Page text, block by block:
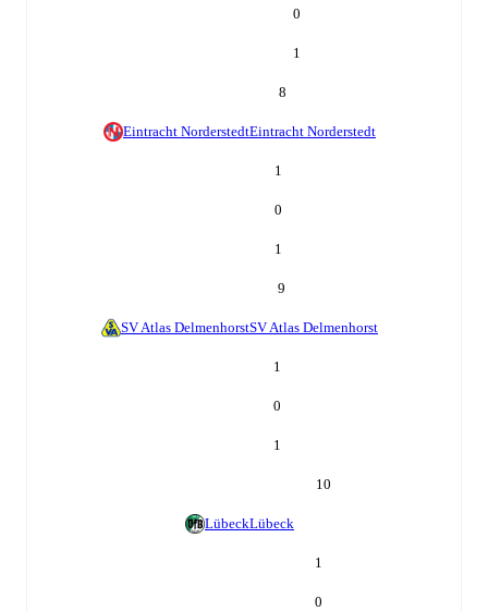
0
1
8
Eintracht NorderstedtEintracht Norderstedt
1
0
1
9
SV Atlas DelmenhorstSV Atlas Delmenhorst
1
0
1
10
LübeckLübeck
1
0